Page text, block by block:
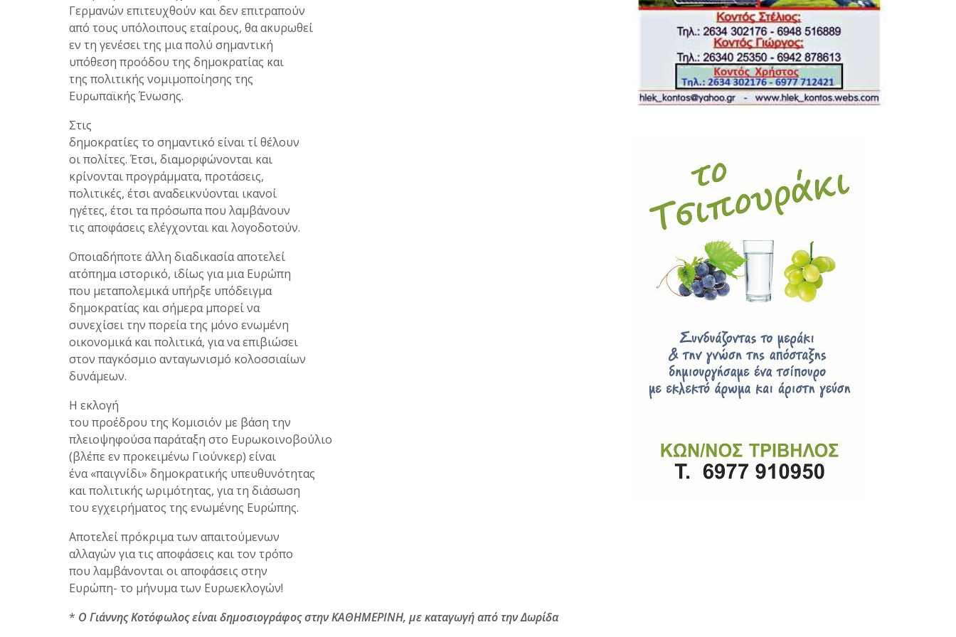
Γερμανών επιτευχθούν και δεν επιτραπούν
από τους υπόλοιπους εταίρους, θα ακυρωθεί
εν τη γενέσει της μια πολύ σημαντική
υπόθεση προόδου της δημοκρατίας και
της πολιτικής νομιμοποίησης της
Ευρωπαϊκής Ένωσης.
Στις
δημοκρατίες το σημαντικό είναι τί θέλουν
οι πολίτες. Έτσι, διαμορφώνονται και
κρίνονται προγράμματα, προτάσεις,
πολιτικές, έτσι αναδεικνύονται ικανοί
ηγέτες, έτσι τα πρόσωπα που λαμβάνουν
τις αποφάσεις ελέγχονται και λογοδοτούν.
Οποιαδήποτε άλλη διαδικασία αποτελεί
ατόπημα ιστορικό, ιδίως για μια Ευρώπη
που μεταπολεμικά υπήρξε υπόδειγμα
δημοκρατίας και σήμερα μπορεί να
συνεχίσει την πορεία της μόνο ενωμένη
οικονομικά και πολιτικά, για να επιβιώσει
στον παγκόσμιο ανταγωνισμό κολοσσιαίων
δυνάμεων.
Η εκλογή
του προέδρου της Κομισιόν με βάση την
πλειοψηφούσα παράταξη στο Ευρωκοινοβούλιο
(βλέπε εν προκειμένω Γιούνκερ) είναι
ένα «παιγνίδι» δημοκρατικής υπευθυνότητας
και πολιτικής ωριμότητας, για τη διάσωση
του εγχειρήματος της ενωμένης Ευρώπης.
Αποτελεί πρόκριμα των απαιτούμενων
αλλαγών για τις αποφάσεις και τον τρόπο
που λαμβάνονται οι αποφάσεις στην
Ευρώπη- το μήνυμα των Ευρωεκλογών!
* Ο Γιάννης Κοτόφωλος είναι δημοσιογράφος στην ΚΑΘΗΜΕΡΙΝΗ, με καταγωγή από την Δωρίδα